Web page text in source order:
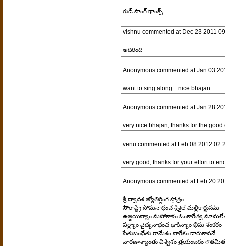
గుడ్ సాంగ్ థాంక్స్
vishnu commented at Dec 23 2011
అదిరింది
Anonymouscommented atJan 03
want to sing along... nice bhajan
Anonymouscommented atJan 28
very nice bhajan, thanks for the good
venu commented at Feb 08 2012
very good, thanks for your effort to
Anonymouscommented at Feb 20
శ్రీ ద్వాదశ జ్యోతిర్లింగ స్తోత్రం
సౌరాష్ట్రే సోమనాధంచ శ్రీశైలే మల్లికార్జునమ్
ఉజ్జయిన్యాం మహాకాళం ఓంకారేత్వ
పర్ల్యాం వైద్యనాధంచ ఢాకిన్యాం భీమ శంకరం
సేతుబంధేతు రామేశం నాగేశం దారుకావనే
వారణాశ్యాంతు విశ్వేశం త్రయంబకం